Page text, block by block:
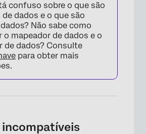
confuso sobre o que são
dados e o que são
Não sabe como
o mapeador de dados e o
de dados? Consulte
para obter mais
incompatíveis